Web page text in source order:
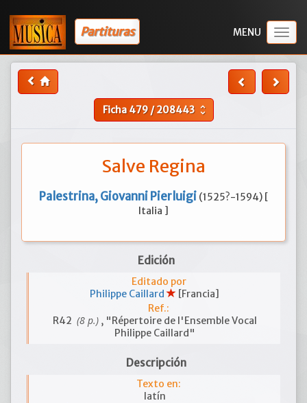
Partituras
Ficha479/208443 unfold_more
Salve Regina
Palestrina, Giovanni Pierluigi (1525?-1594) [
Italia ]
Edición
Editado por
Philippe Caillard
[Francia]
Ref.:
R42 (8 p.), "Répertoire de l'Ensemble Vocal
Philippe Caillard"
Descripción
Texto en:
latín